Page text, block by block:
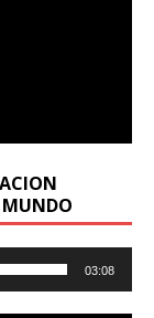
MUNDO
03:08